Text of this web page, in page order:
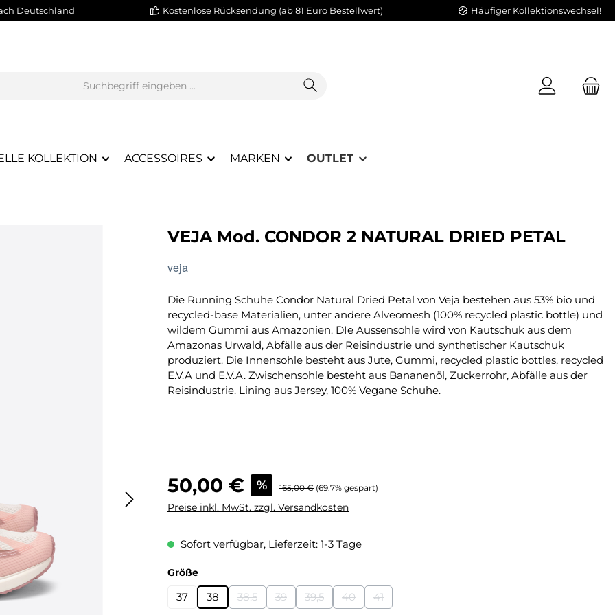
Deutschland Kostenlose Rücksendung (ab 81 Euro Bestellwert) Häufiger Kollektionswechsel!
KOLLEKTION ACCESSOIRES MARKEN OUTLET
VEJA Mod. CONDOR 2 NATURAL DRIED PETAL
veja
Die Running Schuhe Condor Natural Dried Petal von Veja bestehen aus 53% bio und
recycled-base Materialien, unter andere Alveomesh (100% recycled plastic bottle) und
wildem Gummi aus Amazonien. DIe Aussensohle wird von Kautschuk aus dem
Amazonas Urwald, Abfälle aus der Reisindustrie und synthetischer Kautschuk
produziert. Die Innensohle besteht aus Jute, Gummi, recycled plastic bottles, recycled
E.V.A und E.V.A. Zwischensohle besteht aus Bananenöl, Zuckerrohr, Abfälle aus der
Reisindustrie. Lining aus Jersey, 100% Vegane Schuhe.
Verkaufspreis:
50,00 € % Regulärer Preis:
165,00 € (69.7% gespart)
Preise inkl. MwSt. zzgl. Versandkosten
Sofort verfügbar, Lieferzeit: 1-3 Tage
Größeauswählen
37 38 38,5
(Diese Option ist zurzeit nicht verfügbar.)
39
(Diese Option ist zurzeit nicht verfügbar.)
39,5
(Diese Option ist zurzeit nicht verfügbar.)
40
(Diese Option ist zurzeit nicht verfügbar.)
41
(Diese Option ist zurzeit nicht verfügbar.)